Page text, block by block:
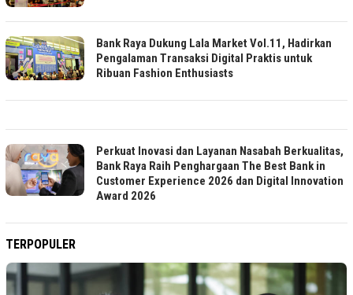
Bank Raya Dukung Lala Market Vol.11, Hadirkan
Pengalaman Transaksi Digital Praktis untuk
Ribuan Fashion Enthusiasts
Perkuat Inovasi dan Layanan Nasabah Berkualitas,
Bank Raya Raih Penghargaan The Best Bank in
Customer Experience 2026 dan Digital Innovation
Award 2026
TERPOPULER